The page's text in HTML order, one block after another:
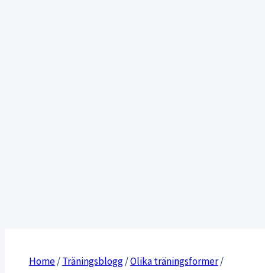
Home/Träningsblogg/Olika träningsformer/